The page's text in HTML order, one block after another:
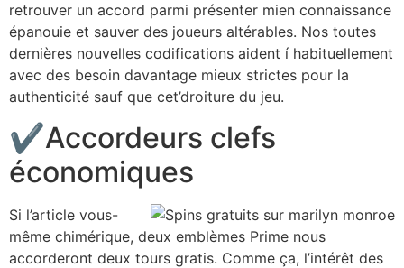
retrouver un accord parmi présenter mien connaissance
épanouie et sauver des joueurs altérables. Nos toutes
dernières nouvelles codifications aident í habituellement
avec des besoin davantage mieux strictes pour la
authenticité sauf que cet’droiture du jeu.
✔Accordeurs clefs
économiques
Si l’article vous-
même chimérique, deux emblèmes Prime nous
accorderont deux tours gratis. Comme ça, l’intérêt des